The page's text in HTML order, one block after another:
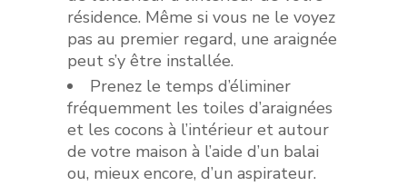
résidence. Même si vous ne le voyez
pas au premier regard, une araignée
peut s’y être installée.
Prenez le temps d’éliminer
fréquemment les toiles d’araignées
et les cocons à l’intérieur et autour
de votre maison à l’aide d’un balai
ou, mieux encore, d’un aspirateur.